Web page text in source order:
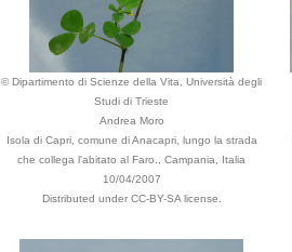
© Dipartimento di Scienze della Vita, Università degli
Studi di Trieste
Andrea Moro
Isola di Capri, comune di Anacapri, lungo la strada
che collega l'abitato al Faro., Campania, Italia
10/04/2007
Distributed under CC-BY-SA license.